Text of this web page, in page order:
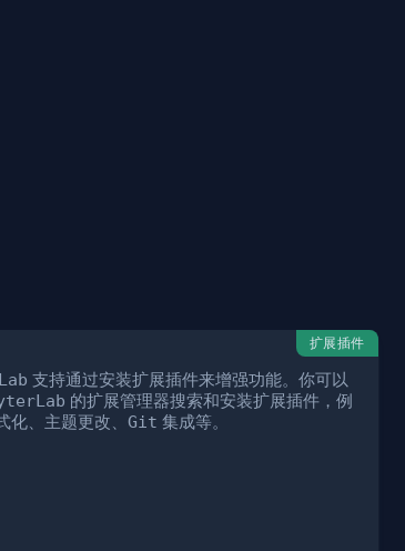
扩展插件
支持通过安装扩展插件来增强功能。你可以
的扩展管理器搜索和安装扩展插件，例
化、主题更改、Git 集成等。